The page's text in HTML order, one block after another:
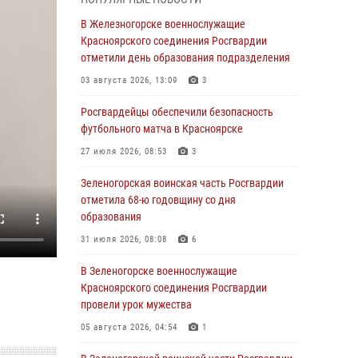
В Красноярске взрывотехники
спецподразделения Росгвардии уничтожили
артиллерийский снаряд
05 августа 2026, 04:52 1
В Красноярске сотрудники
вневедомственной охраны Росгвардии
задержали подозреваемого в серии краж из
04 августа 2026, 09:57
Сотрудники Росгвардии обеспечили
общественный порядок во время
Дудинке
04 августа 2026, 08:36 1
В Красноярске сотрудники Росгвардии
супермаркета
В Железногорске военнослужащие
Красноярского соединения Росгвардии
отметили день образования подразделения
03 августа 2026, 13:09 3
Росгвардейцы обеспечили безопасность
футбольного матча в Красноярске
27 июля 2026, 08:53 3
Зеленогорская воинская часть Росгвардии
отметила 68-ю годовщину со дня
образования
31 июля 2026, 08:08 6
В Зеленогорске военнослужащие
Красноярского соединения Росгвардии
провели урок мужества
05 августа 2026, 04:54 1